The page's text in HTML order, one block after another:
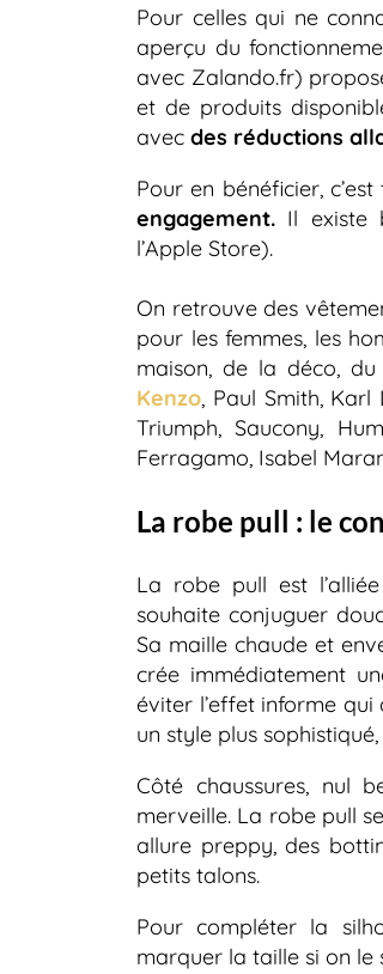
Pour celles qui ne
aperçu du
avec Zalando.fr)
et de produits
avec des réductions
Pour en bénéficier,
engagement. Il existe
l’Apple Store).
On retrouve des
pour les femmes, les
maison, de la déco,
Kenzo, Paul Smith, Karl
Triumph, Saucony,
Ferragamo, Isabel
La robe pull : le
La robe pull est
souhaite conjuguer
Sa maille chaude et
crée immédiatement
éviter l’effet informe
un style plus
Côté chaussures, nul
merveille. La robe pull
allure preppy, des
petits talons.
Pour compléter la
marquer la taille si on le